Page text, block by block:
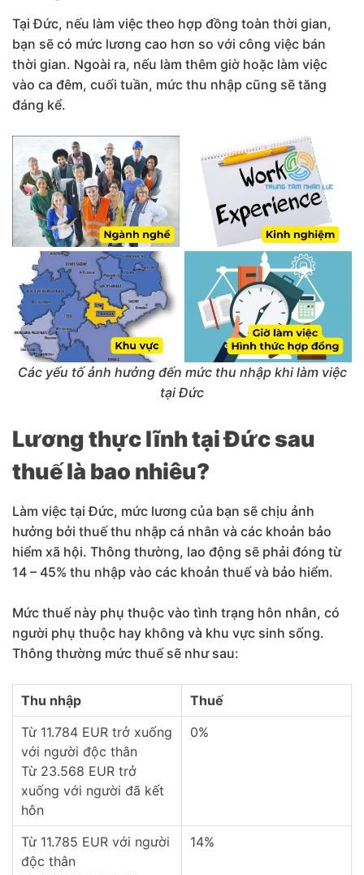
Tại Đức, nếu làm việc theo hợp đồng toàn thời gian,
bạn sẽ có mức lương cao hơn so với công việc bán
thời gian. Ngoài ra, nếu làm thêm giờ hoặc làm việc
vào ca đêm, cuối tuần, mức thu nhập cũng sẽ tăng
đáng kể.
Các yếu tố ảnh hưởng đến mức thu nhập khi làm việc
tại Đức
Lương thực lĩnh tại Đức sau
thuế là bao nhiêu?
Làm việc tại Đức, mức lương của bạn sẽ chịu ảnh
hưởng bởi thuế thu nhập cá nhân và các khoản bảo
hiểm xã hội. Thông thường, lao động sẽ phải đóng từ
14 – 45% thu nhập vào các khoản thuế và bảo hiểm.
Mức thuế này phụ thuộc vào tình trạng hôn nhân, có
người phụ thuộc hay không và khu vực sinh sống.
Thông thường mức thuế sẽ như sau:
Thu nhập
Thuế
Từ 11.784 EUR trở xuống
với người độc thân
Từ 23.568 EUR trở
xuống với người đã kết
hôn
0%
Từ 11.785 EUR với người
độc thân
14%